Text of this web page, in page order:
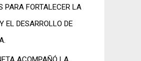
PARA FORTALECER LA
EL DESARROLLO DE